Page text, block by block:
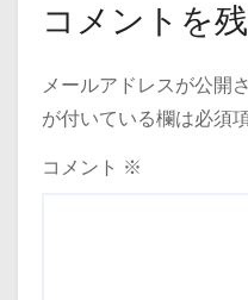
コメントを
メールアドレスが公開
が付いている欄は必須
コメント ※